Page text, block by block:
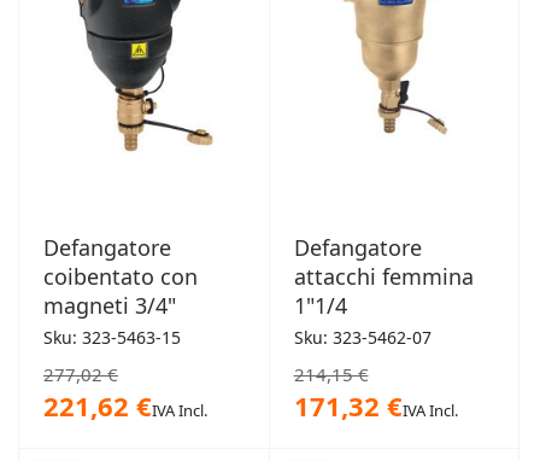
Defangatore
coibentato con
magneti 3/4"
Sku: 323-5463-15
277,02 €
221,62 €IVA Incl.
Defangatore
attacchi femmina
1"1/4
Sku: 323-5462-07
214,15 €
171,32 €IVA Incl.